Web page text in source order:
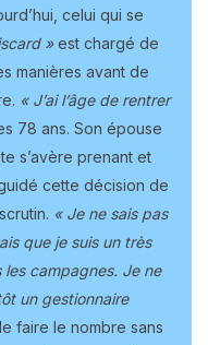
celui qui se
»est chargé de
manières avant de
« J’ai l’âge de rentrer
78 ans. Son épouse
s’avère prenant et
cette décision de
« Je ne sais pas
que je suis un très
les campagnes. Je ne
un gestionnaire
faire le nombre sans